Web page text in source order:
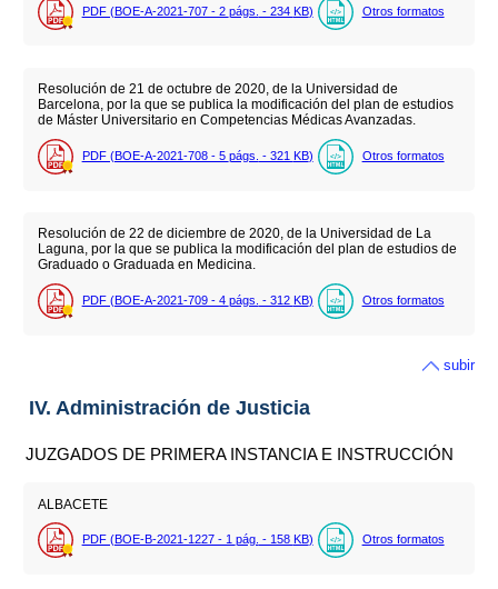
PDF (BOE-A-2021-707 - 2 págs. - 234 KB) Otros formatos
Resolución de 21 de octubre de 2020, de la Universidad de
Barcelona, por la que se publica la modificación del plan de estudios
de Máster Universitario en Competencias Médicas Avanzadas.
PDF (BOE-A-2021-708 - 5 págs. - 321 KB) Otros formatos
Resolución de 22 de diciembre de 2020, de la Universidad de La
Laguna, por la que se publica la modificación del plan de estudios de
Graduado o Graduada en Medicina.
PDF (BOE-A-2021-709 - 4 págs. - 312 KB) Otros formatos
subir
IV. Administración de Justicia
JUZGADOS DE PRIMERA INSTANCIA E INSTRUCCIÓN
ALBACETE
PDF (BOE-B-2021-1227 - 1 pág. - 158 KB) Otros formatos